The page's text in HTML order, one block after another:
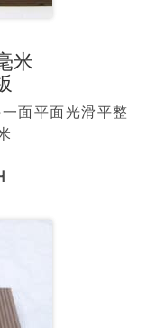
米
面平面光滑平整